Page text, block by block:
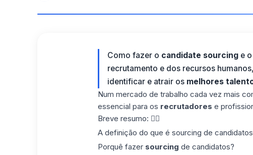
Como fazer o candidate sourcinge o
recrutamento e dos recursos
identificar e atrair os melhores
Num mercado de trabalho cada vez mais
essencial para os recrutadores e
Breve resumo: 👇🏼
A definição do que é sourcing de
Porquê fazer sourcing de candidatos?